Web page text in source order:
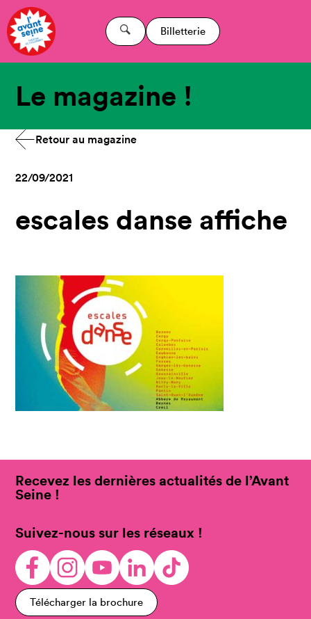
Billetterie
Le magazine !
Retour au magazine
22/09/2021
escales danse affiche
Recevez les dernières actualités de l’Avant
Seine !
Suivez-nous sur les réseaux !
Télécharger la brochure